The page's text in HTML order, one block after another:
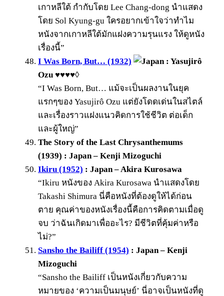
เกาหลีใต้ กำกับโดย Lee Chang-dong นำแสดง
โดย Sol Kyung-gu ใครอยากเข้าใจว่าทำไม
หนังจากเกาหลีใต้มักแฝงความรุนแรง ให้ดูหนัง
เรื่องนี้”
I Was Born, But… (1932)
: Yasujirô
Ozu ♥♥♥♥◊
“I Was Born, But… แม้จะเป็นผลงานในยุค
แรกๆของ Yasujirô Ozu แต่ยังโดดเด่นในสไตล์
และเรื่องราวแฝงแนวคิดการใช้ชีวิต ต่อเด็ก
และผู้ใหญ่”
The Story of the Last Chrysanthemums
(1939) : Japan – Kenji Mizoguchi
Ikiru (1952) : Japan – Akira Kurosawa
“Ikiru หนังของ Akira Kurosawa นำแสดงโดย
Takashi Shimura นี่คือหนังที่ต้องดูให้ได้ก่อน
ตาย คุณค่าของหนังเรื่องนี้คือการคิดตามเมื่อดู
จบ ว่าฉันเกิดมาเพื่ออะไร? มีชีวิตที่คุ้มค่าหรือ
ไม่?”
Sansho the Bailiff (1954) : Japan – Kenji
Mizoguchi
“Sansho the Bailiff เป็นหนังเกี่ยวกับความ
หมายของ ‘ความเป็นมนุษย์’ นี่อาจเป็นหนังที่ดู